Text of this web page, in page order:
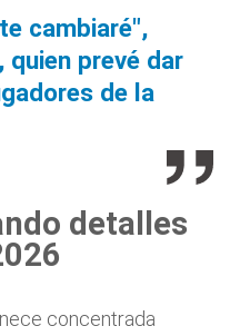
cambiaré",
prevé dar
de la
detalles
concentrada